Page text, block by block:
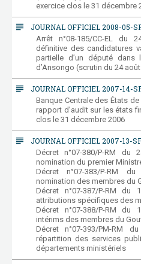
exercice clos le 31 décembre
subject JOURNAL OFFICIEL 2008-05-
Arrêt n°08-185/CC-EL du
définitive des candidatures
partielle d’un député dans
d’Ansongo (scrutin du 24
subject JOURNAL OFFICIEL 2007-14-
Banque Centrale des États de
rapport d’audit sur les états
clos le 31 décembre 2006
subject JOURNAL OFFICIEL 2007-13-
Décret n°07-380/P-RM du
nomination du premier
Décret n°07-383/P-RM
nomination des membres du
Décret n°07-387/P-RM
attributions spécifiques des
Décret n°07-388/P-RM
intérims des membres du
Décret n°07-393/PM-RM
répartition des services
départements ministériels